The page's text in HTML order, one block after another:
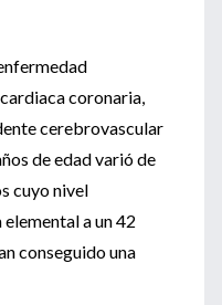
coronaria,
cerebrovascular
de edad varió de
cuyo nivel
a un 42
conseguido una